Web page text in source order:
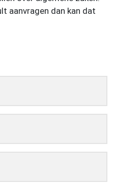
aanvragen dan kan dat